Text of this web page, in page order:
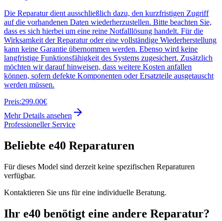
Die Reparatur dient ausschließlich dazu, den kurzfristigen Zugriff
auf die vorhandenen Daten wiederherzustellen. Bitte beachten Sie,
dass es sich hierbei um eine reine Notfalllösung handelt. Für die
Wirksamkeit der Reparatur oder eine vollständige Wiederherstellung
kann keine Garantie übernommen werden. Ebenso wird keine
langfristige Funktionsfähigkeit des Systems zugesichert. Zusätzlich
möchten wir darauf hinweisen, dass weitere Kosten anfallen
können, sofern defekte Komponenten oder Ersatzteile ausgetauscht
werden müssen.
Preis:299.00€
Mehr Details ansehen
Professioneller Service
Beliebte e40 Reparaturen
Für dieses Model sind derzeit keine spezifischen Reparaturen
verfügbar.
Kontaktieren Sie uns für eine individuelle Beratung.
Ihr e40 benötigt eine andere Reparatur?